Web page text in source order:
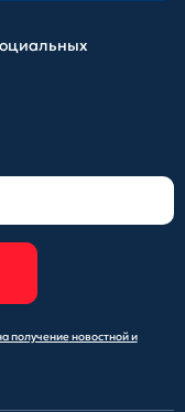
получениеновостной и